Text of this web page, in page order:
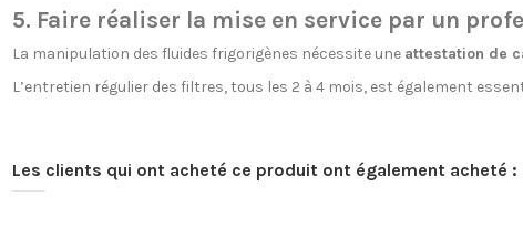
5. Faire réaliser la mise en service par un
La manipulation des fluides frigorigènes nécessite une attestation de
L’entretien régulier des filtres, tous les 2 à 4 mois, est également
Les clients qui ont acheté ce produit ont également acheté :